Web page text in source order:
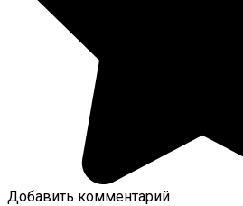
Добавить комментарий